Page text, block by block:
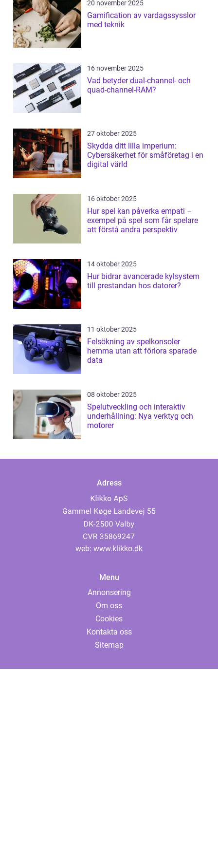
20 november 2025
Gamification av vardagssysslor
med teknik
16 november 2025
Vad betyder dual-channel- och
quad-channel-RAM?
27 oktober 2025
Skydda ditt lilla imperium:
Cybersäkerhet för småföretag i en
digital värld
16 oktober 2025
Hur spel kan påverka empati –
exempel på spel som får spelare
att förstå andra perspektiv
14 oktober 2025
Hur bidrar avancerade kylsystem
till prestandan hos datorer?
11 oktober 2025
Felsökning av spelkonsoler
hemma utan att förlora sparade
data
08 oktober 2025
Spelutveckling och interaktiv
underhållning: Nya verktyg och
motorer
Adress
web: www.klikko.dk
Menu
Annonsering
Om oss
Cookies
Kontakta oss
Sitemap